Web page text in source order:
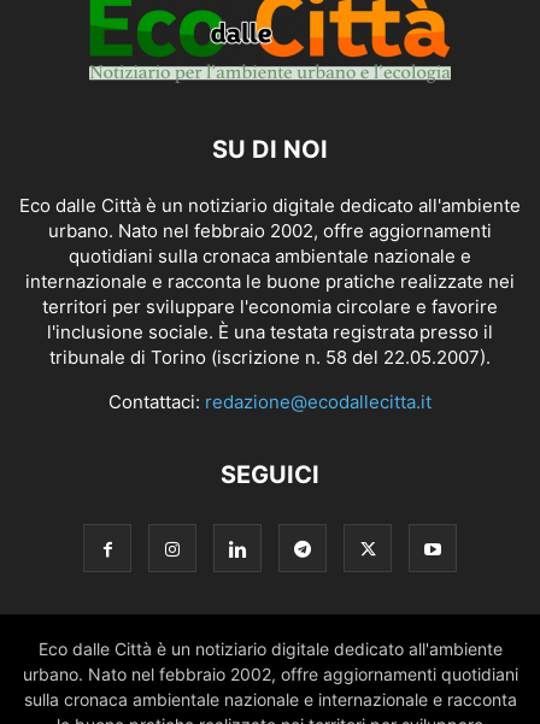
SU DI NOI
Eco dalle Città è un notiziario digitale dedicato all'ambiente
urbano. Nato nel febbraio 2002, offre aggiornamenti
quotidiani sulla cronaca ambientale nazionale e
internazionale e racconta le buone pratiche realizzate nei
territori per sviluppare l'economia circolare e favorire
l'inclusione sociale. È una testata registrata presso il
tribunale di Torino (iscrizione n. 58 del 22.05.2007).
Contattaci: redazione@ecodallecitta.it
SEGUICI
Eco dalle Città è un notiziario digitale dedicato all'ambiente
urbano. Nato nel febbraio 2002, offre aggiornamenti quotidiani
sulla cronaca ambientale nazionale e internazionale e racconta